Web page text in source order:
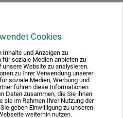
Cookies
Inhalte und Anzeigen zu
soziale Medien anbieten zu
Website zu analysieren.
zu Ihrer Verwendung unserer
soziale Medien, Werbung und
führen diese Informationen
Daten zusammen, die Sie ihnen
sie im Rahmen Ihrer Nutzung der
geben Einwilligung zu unseren
weiterhin nutzen.
1